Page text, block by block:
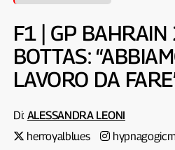
F1 | GP
BOTTAS:
LAVORO DA
Di: ALESSANDRA LEONI
herroyalblues